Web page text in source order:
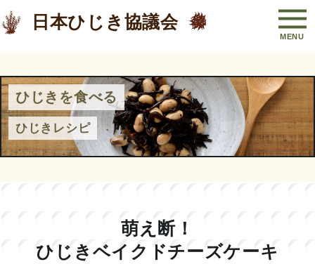
日本ひじき協議会
ひじきを食べる
ひじきレシピ
萌え断！
ひじきベイクドチーズケーキ